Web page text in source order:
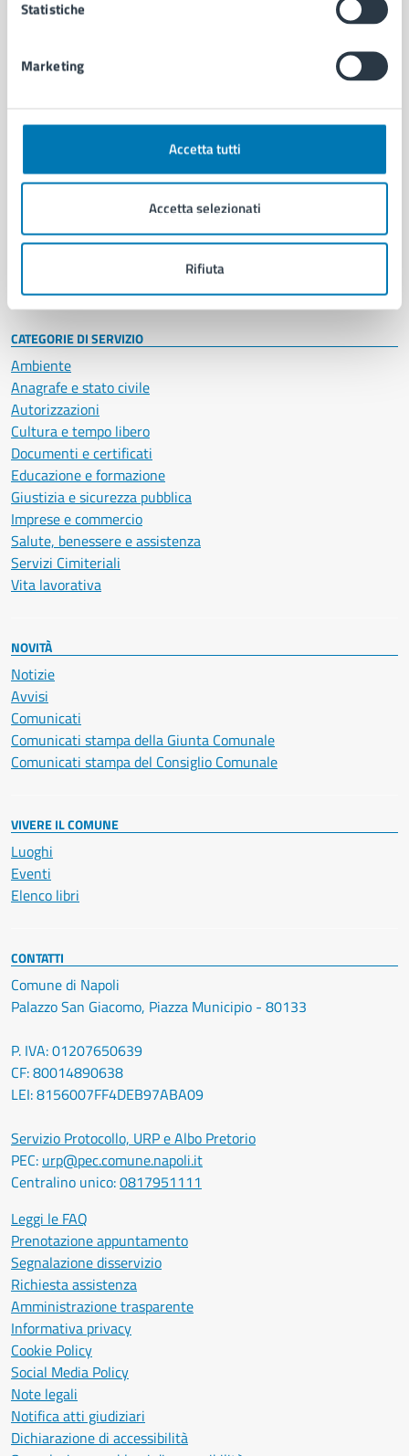
Statistiche
Marketing
Accetta tutti
Accetta selezionati
Rifiuta
Comune di Napoli
AMMINISTRAZIONE
Organi di governo
Enti e fondazioni
Personale amministrativo
Intranet, posta aziendale e protocollo
CATEGORIE DI SERVIZIO
Ambiente
Anagrafe e stato civile
Autorizzazioni
Cultura e tempo libero
Documenti e certificati
Educazione e formazione
Giustizia e sicurezza pubblica
Imprese e commercio
Salute, benessere e assistenza
Servizi Cimiteriali
Vita lavorativa
NOVITÀ
Notizie
Avvisi
Comunicati
Comunicati stampa della Giunta Comunale
Comunicati stampa del Consiglio Comunale
VIVERE IL COMUNE
Luoghi
Eventi
Elenco libri
CONTATTI
Comune di Napoli
Palazzo San Giacomo, Piazza Municipio - 80133
P. IVA: 01207650639
CF: 80014890638
LEI: 8156007FF4DEB97ABA09
Servizio Protocollo, URP e Albo Pretorio
PEC: urp@pec.comune.napoli.it
Centralino unico:0817951111
Leggi le FAQ
Prenotazione appuntamento
Segnalazione disservizio
Richiesta assistenza
Amministrazione trasparente
Informativa privacy
Cookie Policy
Social Media Policy
Note legali
Notifica atti giudiziari
Dichiarazione di accessibilità